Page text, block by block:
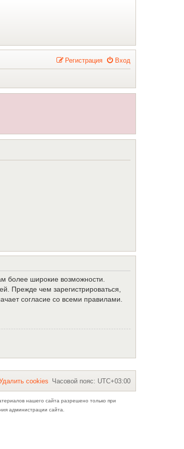
Вход
Регистрация
более широкие возможности.
Прежде чем зарегистрироваться,
согласие со всеми правилами.
Часовой пояс: UTC+03:00
cookies
нашего сайта разрешено только при
администрации сайта.